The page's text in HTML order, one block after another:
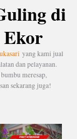
di
Ekor
yang kami jual
dan pelayanan.
meresap,
sekarang juga!